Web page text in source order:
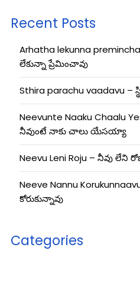
Recent Posts
Arhatha lekunna
లేకున్నా ప్రేమించావు
Sthira parachu vaadavu –
Neevunte Naaku Chaalu
నీవుంటే నాకు చాలు యేసయ్యా
Neevu Leni Roju – నీవు లేని
Neeve Nannu
కోరుకున్నావు
Categories